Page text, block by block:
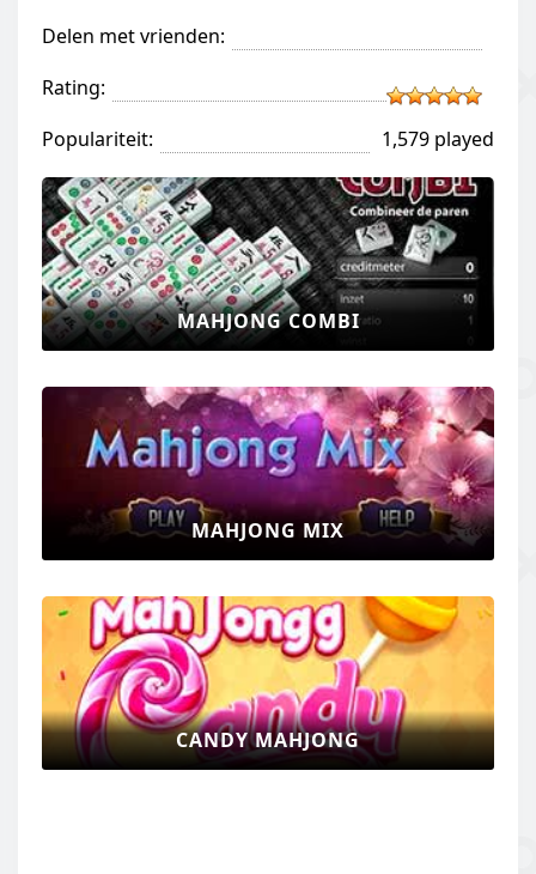
Delen met vrienden:
Rating:
Populariteit:
1,579 played
MAHJONG COMBI
MAHJONG MIX
CANDY MAHJONG